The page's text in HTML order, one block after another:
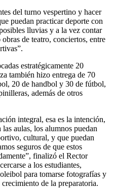
del turno vespertino y hacer
puedan practicar deporte con
lluvias y a la vez contar
de teatro, conciertos, entre
estratégicamente 20
también hizo entrega de 70
20 de handbol y 30 de fútbol,
además de otros
integral, esa es la intención,
aulas, los alumnos puedan
cultural, y que puedan
seguros de que estos
finalizó el Rector
a los estudiantes,
para tomarse fotografías y
de la preparatoria.